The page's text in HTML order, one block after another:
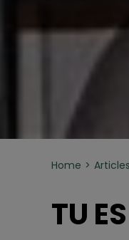
Home Articles
TU